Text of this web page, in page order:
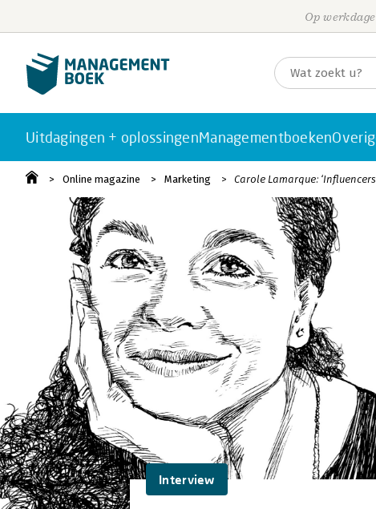
Op
Uitdagingen + oplossingenManagementboeken
Online magazine Marketing Carole Lamarque:
Interview